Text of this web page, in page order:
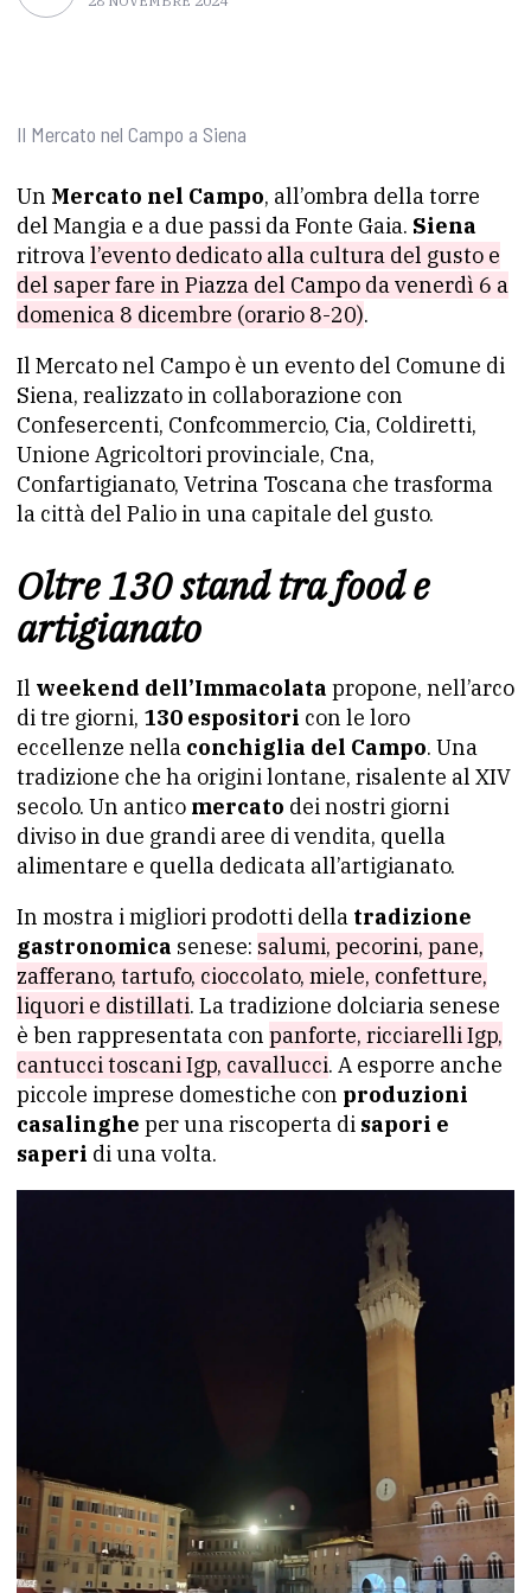
Il Mercato nel Campo a Siena
Un Mercato nel Campo, all’ombra della torre
del Mangia e a due passi da Fonte Gaia. Siena
ritroval’evento dedicato alla cultura del gusto e
del saper fare in Piazza del Campo da venerdì 6 a
domenica 8 dicembre (orario 8-20).
Il Mercato nel Campo è un evento del Comune di
Siena, realizzato in collaborazione con
Confesercenti, Confcommercio, Cia, Coldiretti,
Unione Agricoltori provinciale, Cna,
Confartigianato, Vetrina Toscana che trasforma
la città del Palio in una capitale del gusto.
Oltre 130 stand tra food e
artigianato
Il weekend dell’Immacolata propone, nell’arco
di tre giorni, 130 espositori con le loro
eccellenze nella conchiglia del Campo. Una
tradizione che ha origini lontane, risalente al XIV
secolo. Un antico mercato dei nostri giorni
diviso in due grandi aree di vendita, quella
alimentare e quella dedicata all’artigianato.
In mostra i migliori prodotti della tradizione
gastronomica senese: salumi, pecorini, pane,
zafferano, tartufo, cioccolato, miele, confetture,
liquori e distillati. La tradizione dolciaria senese
è ben rappresentata con panforte, ricciarelli Igp,
cantucci toscani Igp, cavallucci. A esporre anche
piccole imprese domestiche con produzioni
casalinghe per una riscoperta di sapori e
saperi di una volta.